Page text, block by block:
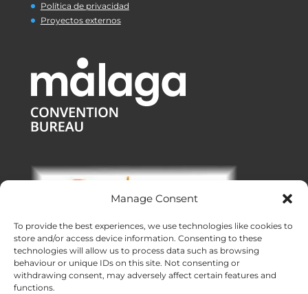
Manage Consent
To provide the best experiences, we use technologies like cookies to
store and/or access device information. Consenting to these
technologies will allow us to process data such as browsing
behaviour or unique IDs on this site. Not consenting or
withdrawing consent, may adversely affect certain features and
functions.
Política de privacidad
Proyectos externos